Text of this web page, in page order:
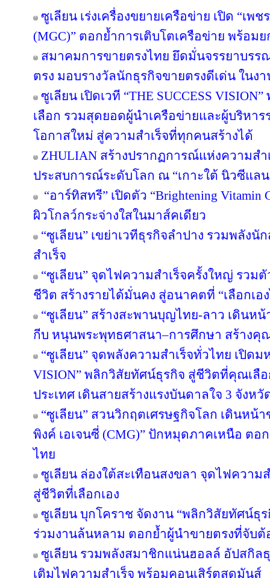
ซูเลียน เร่งเครื่องขยายเครือข่าย เปิด “เพ
(MGC)” ตอกย้ำการเติบโตเครือข่าย พร้อ
สมาคมการขายตรงไทย ยึดมั่นจรรยาบรร
ตรง มอบรางวัลนักธุรกิจขายตรงดีเด่น ในงา
ซูเลียน เปิดเวที “THE SUCCESS
เลือก รวมสุดยอดผู้นำเครือข่ายและผู้บริหา
โอกาสใหม่ สู่ความสำเร็จที่ทุกคนสร้างได้
ZHULIAN สร้างปรากฏการณ์แห่งความสำ
ประสบการณ์ระดับโลก ณ “เกาะใต้ นิวซีแล
“อาร์ทิสทรี” เปิดตัว “Brightening Vitamin
ผิวโกลว์กระจ่างใสในมาส์คเดียว
“ซูเลียน” เขย่าเวทีธุรกิจลำปาง รวมพลัง
สำเร็จ
“ซูเลียน” จุดไฟความสำเร็จครั้งใหญ่ รว
ชีวิต สร้างรายได้มั่นคง สู่อนาคตที่ “เลือกเอ
“ซูเลียน” สร้างสะพานบุญไทย-ลาว เดินห
กีบ หนุนพระพุทธศาสนา–การศึกษา สร้างคุ
“ซูเลียน” จุดพลังความสำเร็จทั่วไทย เปิดม
VISION” พลิกวิสัยทัศน์ธุรกิจ สู่ชีวิตที่คุณเลื
ประเทศ เดินสายสร้างแรงบันดาลใจ 3 จังห
“ซูเลียน” สวนวิกฤตเศรษฐกิจโลก เดินหน้
พิงค์ เอเจนซี่ (CMG)” ปักหมุดภาคเหนือ ตอ
ไทย
ซูเลียน ล่องใต้สะเทือนสงขลา จุดไฟความ
สู่ชีวิตที่เลือกเอง
ซูเลียน บุกโคราช จัดงาน “พลิกวิสัยทัศน์ธุ
ร่วมงานล้นหลาม ตอกย้ำผู้นำขายตรงที่จับต้
ซูเลียน รวมพลังสมาชิกแน่นฮอลล์ อัปสกิ
เติมไฟความสำเร็จ พร้อมคอนเสิร์ตสุดมันส์